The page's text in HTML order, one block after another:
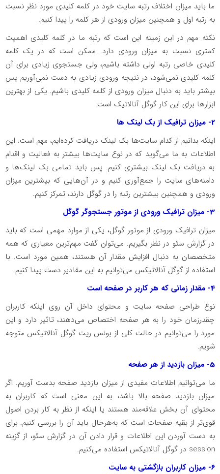
ما باید میزان اختلاف رتبه سایت خود در کلمه کلیدی مورد نظر نسبت
به رتبه اول و همچنین میزان ورودی از هر کلمه را پیدا کنیم.
نکته‌ مهم در این زمینه این است که رتبه ما در کلمه کلیدی اهمیت
کمتری نسبت به میزان ورودی دارد. ممکن است که در یک کلمه
کلیدی خاصی رتبه اولی داشته باشیم، ولی جستجوی زیادی برای آن
کلمه کلیدی نمی‌شود، در نتیجه ورودی زیادی به دست نمی‌آوریم پس
بیشتر باید به دنبال میزان ورودی از کلمه کلیدی باشیم. یکی از بهترین
ابزارها برای این کار گوگل آنالاتیک است.
2- میزان ترافیک از بک لینک‌ ها
اینکه بدانیم از کدام سایت‌ها بک لینک دریافت کرده‌ایم، مهم است. این
اطلاعات به ما می‌گوید که در نوع سایت‌ها بیشتر به فعالیت و اقدام
به دریافت بک لینک بیشتری کنیم. پس باید تمامی بک لینک‌ها و
دامنه‌های سایت را جمع‌آوری کنیم و در آن‌هایی که بیشترین میزان
ورودی و همچنین بیشترین رتبه را در گوگل دارند، تمرکز کنیم.
3- میزان ترافیک ورودی از موتور جستجوگر گوگل
میزان ترافیک ورودی از موتور گوگل، یکی از موارد مهمی است که باید
در گزارش سئو در نظر بگیریم. می‌توان گفت مهم‌ترین معیاری که همه
متخصصان به دنبال افزایش مقدار آن هستند، همین مورد است. با
استفاده از گوگل آنالاتیکس می‌توانیم به این مقادیر دست پیدا کنیم.
4- مقدار زمانی که هر کاربر در صفحه است
نوع طراحی صفحه سایت و محتوای داخل آن روی اینکه کاربران
چقدرزمان خود را به هر صفحه اختصاص می‌دهند، تاثیر دارد و این
مورد را می‌توانیم در حالت کلی از بونس ریت گوگل آنالاتیکس متوجه
شویم.
5- میزان بازدید از هر صفحه
ما می‌توانیم اطلاعات مفیدی از میزان بازدید صفحه بدست آوریم. اگر
میزان بازدید صفحه بالا باشد، به این معنی است که کاربران به
محتوای آن بخش علاقه‌مند هستند یا اینکه از نظر به کار بردن اصول
قوی‌تر از بقیه صفحات است که به‌هرحال باید آن را بررسی کنیم. برای
به دست آوردن این اطلاعات و قرار دادن آن در گزارش سئو، از گزینه
session در گوگل آنالاتیکس استفاده می‌کنیم.
6- میزان کاربران بازگشتی به سایت